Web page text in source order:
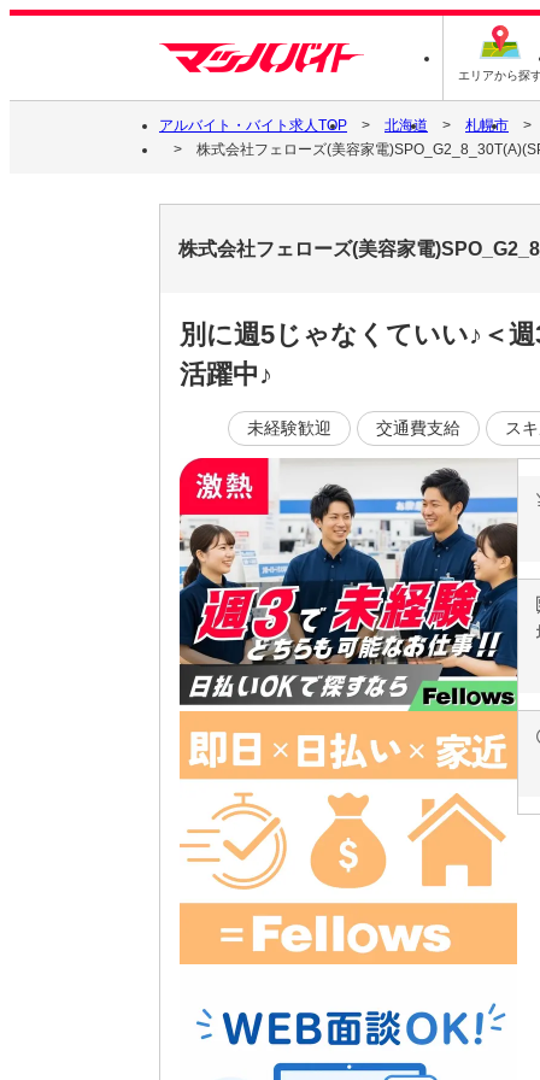
エリアから探
アルバイト・バイト求人TOP 北海道
札幌市
株式会社フェローズ(美容家電
株式会社フェローズ(美容家電
別に週5じゃなくていい♪＜
活躍中♪
未経験歓迎 交通費支給 ス